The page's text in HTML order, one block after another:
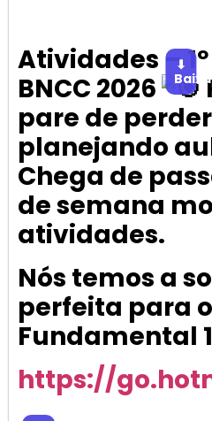
Atividades –
BNCC 2026
⬇
pare de
planejando
Chega de
de semana
atividades.
Nós temos a
perfeita para
Fundamental
https://